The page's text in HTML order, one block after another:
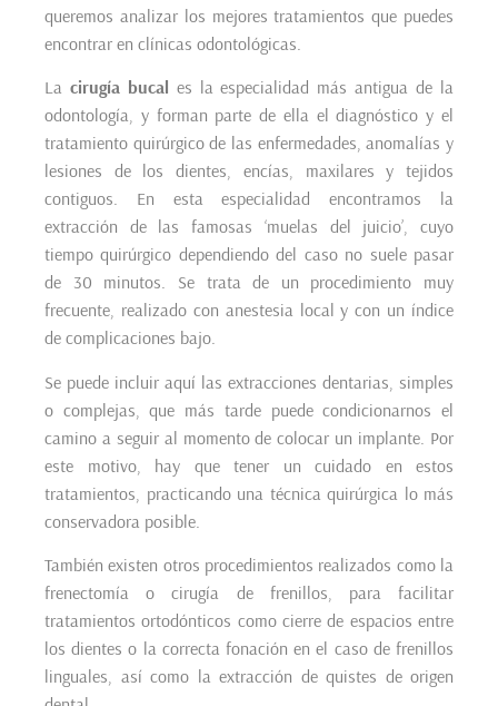
queremos analizar los mejores tratamientos que puedes
encontrar en clínicas odontológicas.
La cirugía bucal es la especialidad más antigua de la
odontología, y forman parte de ella el diagnóstico y el
tratamiento quirúrgico de las enfermedades, anomalías y
lesiones de los dientes, encías, maxilares y tejidos
contiguos. En esta especialidad encontramos la
extracción de las famosas ‘muelas del juicio’, cuyo
tiempo quirúrgico dependiendo del caso no suele pasar
de 30 minutos. Se trata de un procedimiento muy
frecuente, realizado con anestesia local y con un índice
de complicaciones bajo.
Se puede incluir aquí las extracciones dentarias, simples
o complejas, que más tarde puede condicionarnos el
camino a seguir al momento de colocar un implante. Por
este motivo, hay que tener un cuidado en estos
tratamientos, practicando una técnica quirúrgica lo más
conservadora posible.
También existen otros procedimientos realizados como la
frenectomía o cirugía de frenillos, para facilitar
tratamientos ortodónticos como cierre de espacios entre
los dientes o la correcta fonación en el caso de frenillos
linguales, así como la extracción de quistes de origen